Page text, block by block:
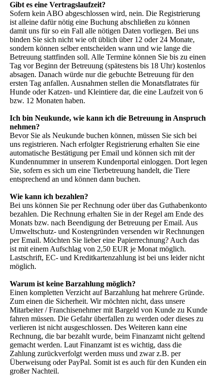
Gibt es eine Vertragslaufzeit?
Sofern kein ABO abgeschlossen wird, nein. Die Registrierung
ist alleine dafür nötig eine Buchung abschließen zu können
damit uns für so ein Fall alle nötigen Daten vorliegen. Bei uns
binden Sie sich nicht wie oft üblich über 12 oder 24 Monate,
sondern können selber entscheiden wann und wie lange die
Betreuung stattfinden soll. Alle Termine können Sie bis zu einen
Tag vor Beginn der Betreuung (spätestens bis 18 Uhr) kostenlos
absagen. Danach würde nur die gebuchte Betreuung für den
ersten Tag anfallen. Ausnahmen stellen die Monatsflatrates für
Hunde oder Katzen- und Kleintiere dar, die eine Laufzeit von 6
bzw. 12 Monaten haben.
Ich bin Neukunde, wie kann ich die Betreuung in Anspruch
nehmen?
Bevor Sie als Neukunde buchen können, müssen Sie sich bei
uns registrieren. Nach erfolgter Registrierung erhalten Sie eine
automatische Bestätigung per Email und können sich mit der
Kundennummer in unserem Kundenportal einloggen. Dort legen
Sie, sofern es sich um eine Tierbetreuung handelt, die Tiere
entsprechend an und können dann buchen.
Wie kann ich bezahlen?
Bei uns können Sie per Rechnung oder über das Guthabenkonto
bezahlen. Die Rechnung erhalten Sie in der Regel am Ende des
Monats bzw. nach Beendigung der Betreuung per Email. Aus
Umweltschutz- und Kostengründen versenden wir Rechnungen
per Email. Möchten Sie lieber eine Papierrechnung? Auch das
ist mit einem Aufschlag von 2,50 EUR je Monat möglich.
Lastschrift, EC- und Kreditkartenzahlung ist bei uns leider nicht
möglich.
Warum ist keine Barzahlung möglich?
Einen kompletten Verzicht auf Barzahlung hat mehrere Gründe.
Zum einen die Sicherheit. Wir möchten nicht, dass unsere
Mitarbeiter / Franchisenehmer mit Bargeld von Kunde zu Kunde
fahren müssen. Die Gefahr überfallen zu werden oder dieses zu
verlieren ist nicht ausgeschlossen. Des Weiteren kann eine
Rechnung, die bar bezahlt wurde, beim Finanzamt nicht geltend
gemacht werden. Laut Finanzamt ist es wichtig, dass die
Zahlung zurückverfolgt werden muss und zwar z.B. per
Überweisung oder PayPal. Somit ist es auch für den Kunden ein
großer Nachteil.